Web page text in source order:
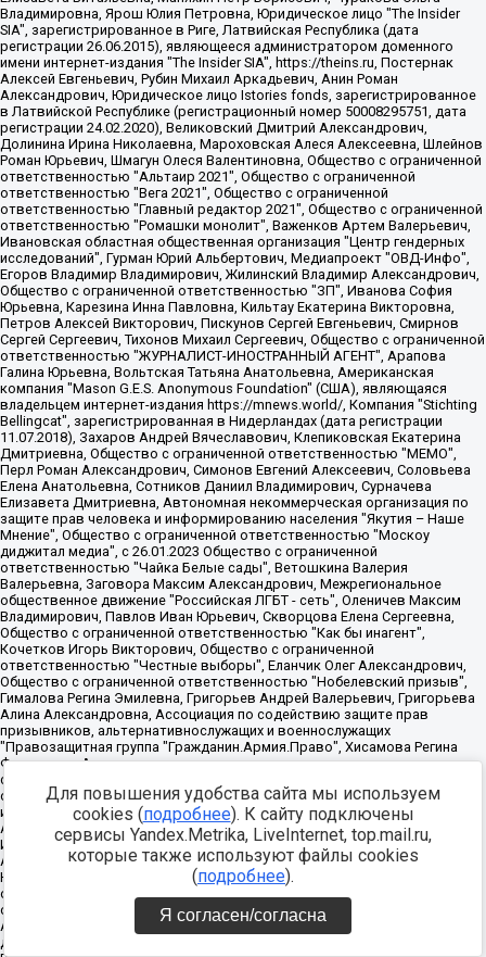
Для повышения удобства сайта мы используем
cookies (подробнее). К сайту подключены
сервисы Yandex.Metrika, LiveInternet, top.mail.ru,
которые также используют файлы cookies
(подробнее).
Я согласен/согласна